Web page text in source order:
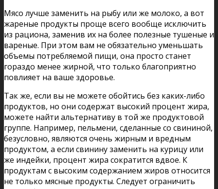
Мясо лучше заменить на рыбу или же молоко, а вот
жареные продукты проще всего вообще исключить
из рациона, заменив их на более полезные тушеные и
вареные. При этом вам не обязательно уменьшать
объемы потребляемой пищи, она просто станет
гораздо менее жирной, что только благоприятно
повлияет на ваше здоровье.
Так же, если вы не можете обойтись без каких-либо
продуктов, но они содержат высокий процент жира,
можете найти альтернативу в той же продуктовой
группе. Например, пельмени, сделанные со свининой,
безусловно, являются очень жирным и вредным
продуктом, а если свинину заменить на курицу или
же индейки, процент жира сократится вдвое. К
продуктам с высоким содержанием жиров относится
не только мясные продукты. Следует ограничить